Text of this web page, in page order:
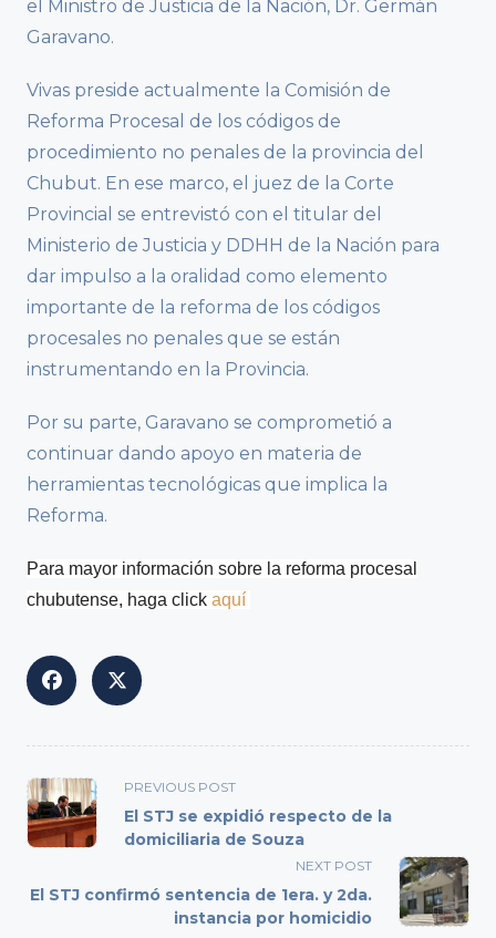
el Ministro de Justicia de la Nación, Dr. Germán
Garavano.
Vivas preside actualmente la Comisión de
Reforma Procesal de los códigos de
procedimiento no penales de la provincia del
Chubut. En ese marco, el juez de la Corte
Provincial se entrevistó con el titular del
Ministerio de Justicia y DDHH de la Nación para
dar impulso a la oralidad como elemento
importante de la reforma de los códigos
procesales no penales que se están
instrumentando en la Provincia.
Por su parte, Garavano se comprometió a
continuar dando apoyo en materia de
herramientas tecnológicas que implica la
Reforma.
Para mayor información sobre la reforma procesal
chubutense, haga click aquí
<span
class="nav-
subtitle
reader-
text">Page</span>
PREVIOUS POST
El STJ se expidió respecto de la
domiciliaria de Souza
NEXT POST
El STJ confirmó sentencia de 1era. y 2da.
instancia por homicidio